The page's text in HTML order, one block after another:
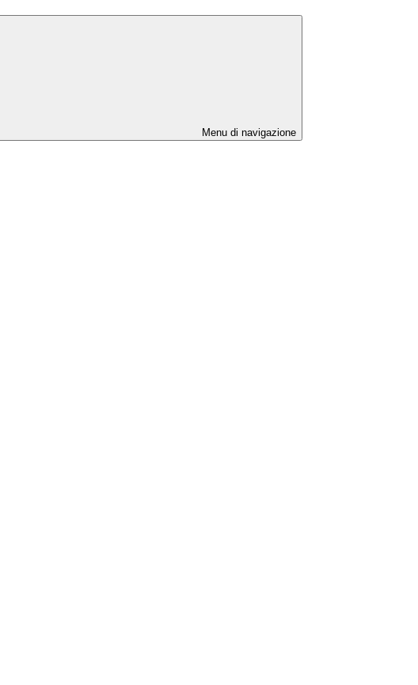
Menu di navigazione